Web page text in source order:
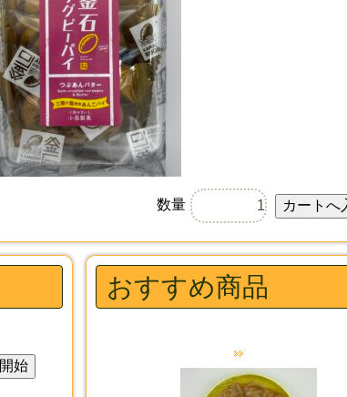
数量
おすすめ商品